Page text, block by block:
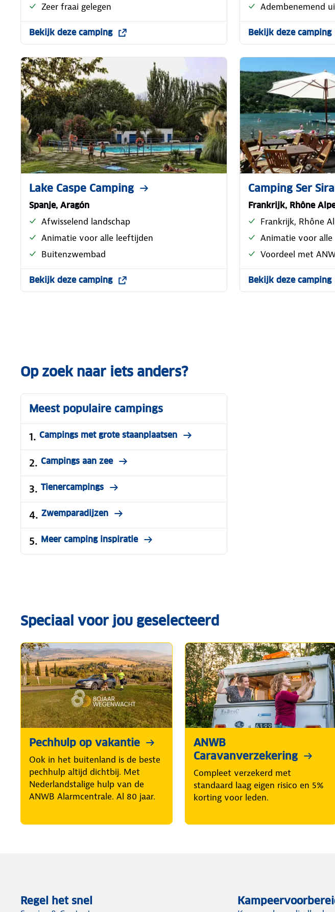
Zeer fraai gelegen
Bekijk deze camping
Adembenemend
Bekijk deze camping
Lake Caspe Camping
Spanje, Aragón
Afwisselend landschap
Animatie voor alle leeftijden
Buitenzwembad
Bekijk deze camping
Camping Ser
Frankrijk, Rhône
Frankrijk, Rhône
Animatie voor
Voordeel met
Bekijk deze camping
Op zoek naar iets anders?
Meest populaire campings
Campings met grote staanplaatsen
Campings aan zee
Tienercampings
Zwemparadijzen
Meer camping inspiratie
Speciaal voor jou geselecteerd
Pechhulp op vakantie
Ook in het buitenland is de beste
pechhulp altijd dichtbij. Met
Nederlandstalige hulp van de
ANWB Alarmcentrale. Al 80 jaar.
ANWB
Caravanverzekering
Compleet verzekerd met
standaard laag eigen risico en 5%
korting voor leden.
Regel het snel